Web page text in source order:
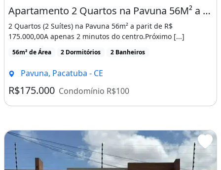
Apartamento 2 Quartos na Pavuna 56M² a Partir de R$ 175 Mil! Cód. 1Ik85Dg
2 Quartos (2 Suítes) na Pavuna 56m² a parit de R$
175.000,00A apenas 2 minutos do centro.Próximo [...]
56m² de Área 2 Dormitórios 2 Banheiros
Pavuna, Pacatuba - CE
R$175.000 Condomínio R$100